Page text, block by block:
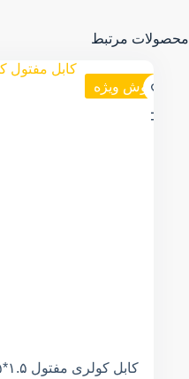
محصولات مرتبط
فروش ویژه
کابل کولری مفتول ۱.۵*۵ پرتو الکتریک